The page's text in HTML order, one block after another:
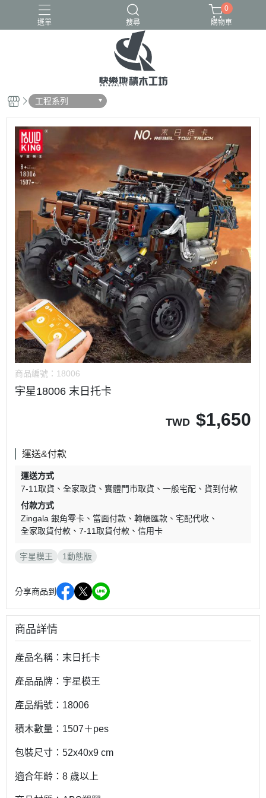
選單 搜尋
熾造社
0
購物車
工程系列
商品編號： 18006
宇星18006 末日托卡
TWD $1,650
運送&付款
運送方式
7-11取貨
全家取貨 實體門市取貨 一般宅配
貨到付款
付款方式
Zingala 銀角零卡
當面付款 轉帳匯款
宅配代收
全家取貨付款
7-11取貨付款 信用卡
宇星模王 1動態版
分享商品到
商品詳情
產品名稱：末日托卡
產品品牌：宇星模王
產品編號：18006
積木數量：1507＋pes
包裝尺寸：52x40x9 cm
適合年齡：8 歲以上